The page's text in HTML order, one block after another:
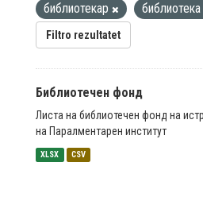
библиотекар
библиотека
Filtro rezultatet
Библиотечен фонд
Листа на библиотечен фонд на
на Паралментарен институт
XLSX CSV